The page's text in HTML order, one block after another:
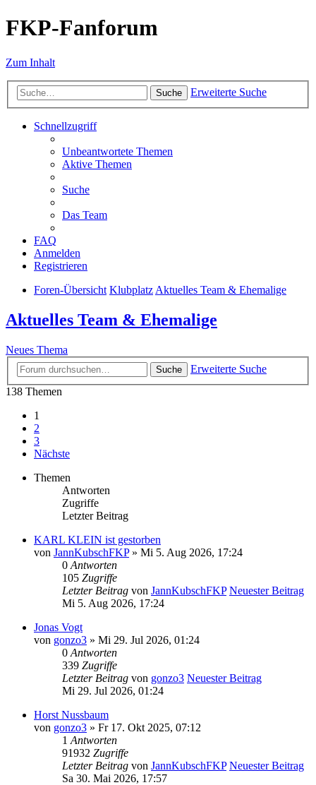
FKP-Fanforum
Zum Inhalt
Suche Erweiterte Suche
Schnellzugriff
Unbeantwortete Themen
Aktive Themen
Suche
Das Team
FAQ
Anmelden
Registrieren
Foren-Übersicht KlubplatzAktuelles Team & Ehemalige
Aktuelles Team & Ehemalige
Neues Thema
Suche
Erweiterte Suche
138 Themen
1
2
3
Nächste
Themen
Antworten
Zugriffe
Letzter Beitrag
KARL KLEIN ist gestorben
von JannKubschFKP» Mi 5. Aug 2026, 17:24
0 Antworten
105 Zugriffe
Letzter Beitrag von JannKubschFKP Neuester Beitrag
Mi 5. Aug 2026, 17:24
Jonas Vogt
von gonzo3 » Mi 29. Jul 2026, 01:24
0 Antworten
339 Zugriffe
Letzter Beitrag von gonzo3 Neuester Beitrag
Mi 29. Jul 2026, 01:24
Horst Nussbaum
von gonzo3 » Fr 17. Okt 2025, 07:12
1 Antworten
91932 Zugriffe
Letzter Beitrag von JannKubschFKP Neuester Beitrag
Sa 30. Mai 2026, 17:57